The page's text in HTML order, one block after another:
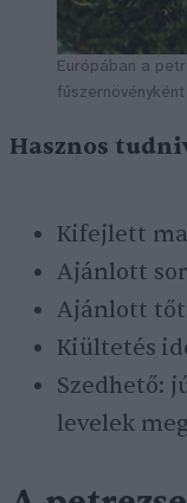
Európában a
Hasznos
Kifejlett
Ajánlott
Ajánlott
Kiültetés
Szedhető:
levelek